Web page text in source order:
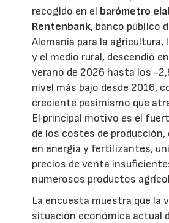
recogido en el barómetro
Rentenbank, banco público
Alemania para la agricultura,
y el medio rural, descendió
verano de 2026 hasta los -
nivel más bajo desde 2016,
creciente pesimismo que
El principal motivo es el
de los costes de
en energía y fertilizantes,
precios de venta
numerosos productos
La encuesta muestra que la
situación económica actual